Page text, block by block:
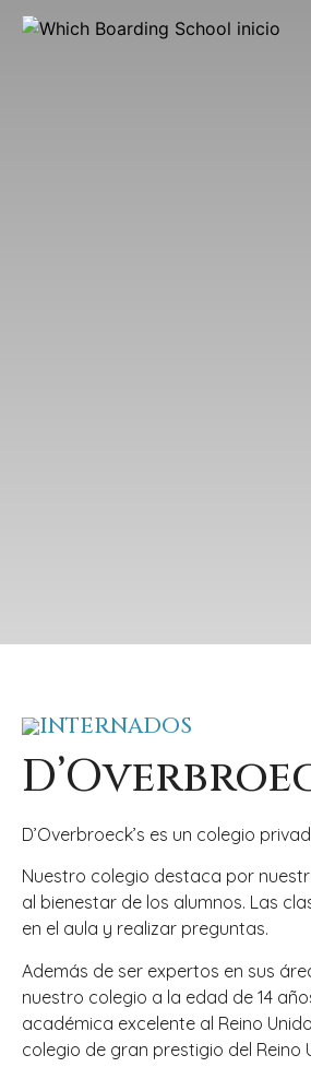
INTERNADOS
D’Overbroeck’s es un colegio
Nuestro colegio destaca por
al bienestar de los alumnos. Las
en el aula y realizar preguntas.
Además de ser expertos en sus
nuestro colegio a la edad de 14
académica excelente al Reino
colegio de gran prestigio del Reino